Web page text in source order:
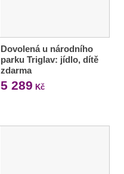
Dovolená u národního
parku Triglav: jídlo, dítě
zdarma
5 289 Kč